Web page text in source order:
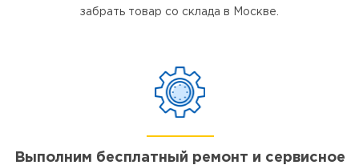
забрать товар со склада в Москве.
Выполним бесплатный ремонт и сервисное